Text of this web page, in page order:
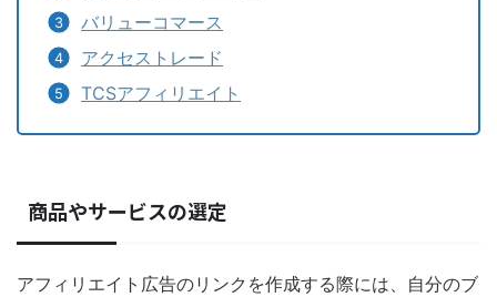
バリューコマース
アクセストレード
TCSアフィリエイト
商品やサービスの選定
アフィリエイト広告のリンクを作成する際には、自分のブ